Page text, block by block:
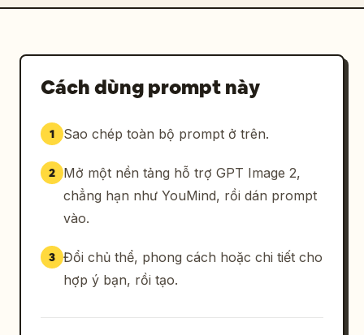
Cách dùng prompt này
1 Sao chép toàn bộ prompt ở trên.
2
Mở một nền tảng hỗ trợ GPT Image 2,
chẳng hạn như YouMind, rồi dán prompt
vào.
3 Đổi chủ thể, phong cách hoặc chi tiết cho
hợp ý bạn, rồi tạo.